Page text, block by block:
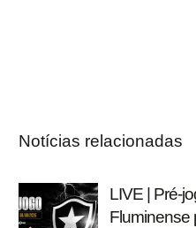
Notícias relacionadas
LIVE | Pré-
Fluminense